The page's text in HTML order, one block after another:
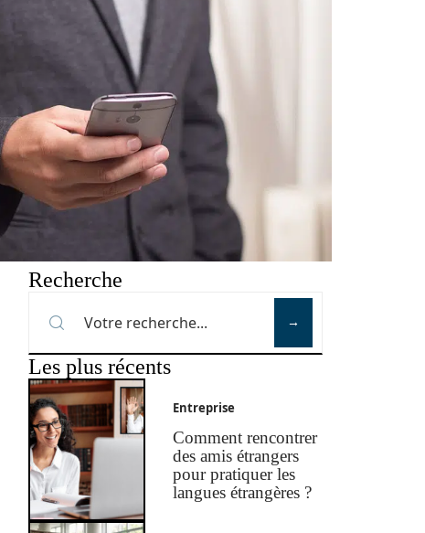
Recherche
Les plus récents
Entreprise
Comment rencontrer
des amis étrangers
pour pratiquer les
langues étrangères ?